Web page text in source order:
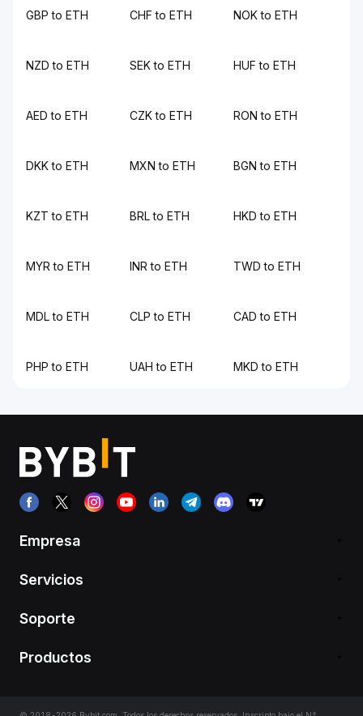
GBP to ETH CHF to ETH NOK to ETH
NZD to ETH SEK to ETH HUF to ETH
AED to ETH CZK to ETH RON to ETH
DKK to ETH MXN to ETH BGN to ETH
KZT to ETH BRL to ETH HKD to ETH
MYR to ETH INR to ETH TWD to ETH
MDL to ETH CLP to ETH CAD to ETH
PHP to ETH UAH to ETH MKD to ETH
Empresa
Servicios
Soporte
Productos